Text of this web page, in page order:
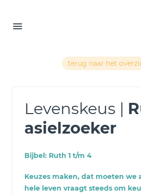
terug naar het
Levenskeus |
asielzoeker
Bijbel: Ruth 1 t/m 4
Keuzes maken, dat moeten we
hele leven vraagt steeds om